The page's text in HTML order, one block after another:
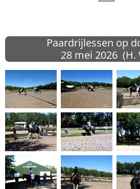
Paardrijlessen op
28 mei 2026 (H.